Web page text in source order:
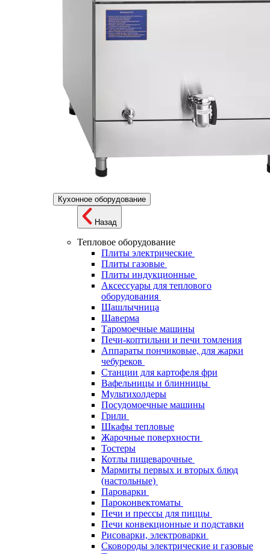
Кухонное оборудование
Назад
Тепловое оборудование
Плиты электрические
Плиты газовые
Плиты индукционные
Аксессуары для теплового
оборудования
Шашлычница
Шаверма
Таромоечные машины
Печи-коптильни и печи томления
Аппараты пончиковые, для жарки
чебуреков
Станции для картофеля фри
Вафельницы и блинницы
Мультихолдеры
Посудомоечные машины
Грили
Шкафы тепловые
Жарочные поверхности
Тостеры
Котлы пищеварочные
Мармиты первых и вторых блюд
(настольные)
Пароварки
Пароконвектоматы
Печи и прессы для пиццы
Печи конвекционные и подставки
Рисоварки, электроварки
Сковороды электрические и газовые